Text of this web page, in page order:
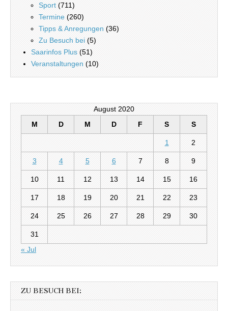
Sport (711)
Termine (260)
Tipps & Anregungen (36)
Zu Besuch bei (5)
Saarinfos Plus (51)
Veranstaltungen (10)
August 2020
M
D M D F S S
1 2
3 4 5 6 7 8 9
10 11 12 13 14 15 16
17 18 19 20 21 22 23
24 25 26 27 28 29 30
31
« Jul
ZU BESUCH BEI: